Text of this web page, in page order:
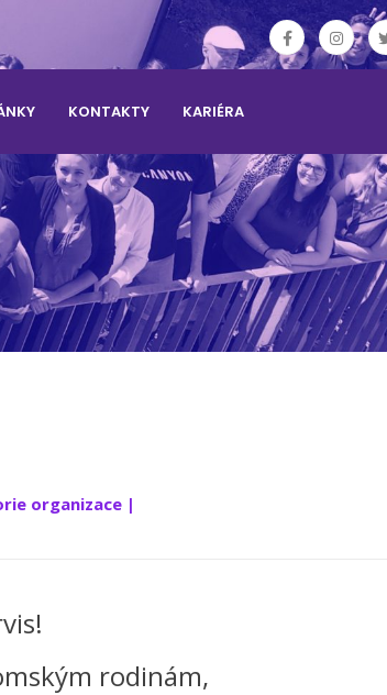
KONTAKTY KARIÉRA
organizace |
rodinám,